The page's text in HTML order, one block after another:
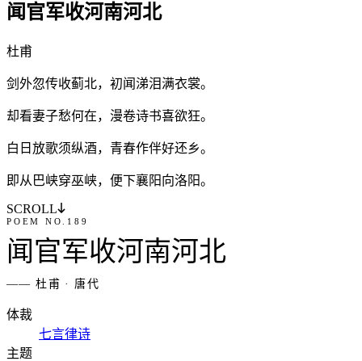
闻官军收河南河北
杜甫
剑 外忽传收蓟北， 初闻涕泪满衣裳。
却看妻子愁何在， 漫卷诗书喜欲狂。
白 日 放歌须纵酒， 青春作伴好还乡。
即从 巴峡穿巫峡， 便下襄阳向洛阳。
SCROLL
POEM NO. 189
闻 官军收河南河北
——杜 甫 · 唐代
体裁
七言律诗
主题